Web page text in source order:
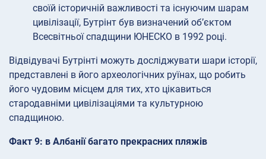
своїй історичній важливості та існуючим шарам
цивілізації, Бутрінт був визначений об’єктом
Всесвітньої спадщини ЮНЕСКО в 1992 році.
Відвідувачі Бутрінті можуть досліджувати шари історії,
представлені в його археологічних руїнах, що робить
його чудовим місцем для тих, хто цікавиться
стародавніми цивілізаціями та культурною
спадщиною.
Факт 9: в Албанії багато прекрасних пляжів